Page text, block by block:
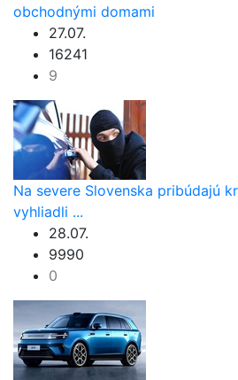
obchodnými domami
27.07.
16241
9
Na severe Slovenska pribúdajú
vyhliadli ...
28.07.
9990
0